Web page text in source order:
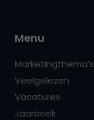
Menu
Marketingthema’s
Veelgelezen
Vacatures
Jaarboek